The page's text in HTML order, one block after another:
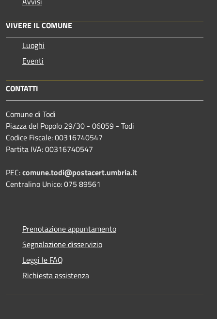
VIVERE IL COMUNE
Luoghi
Eventi
CONTATTI
Comune di Todi
Piazza del Popolo 29/30 - 06059 - Todi
Codice Fiscale: 00316740547
Partita IVA: 00316740547
PEC:comune.todi@postacert.umbria.it
Centralino Unico: 075 89561
Prenotazione appuntamento
Segnalazione disservizio
Leggi le FAQ
Richiesta assistenza